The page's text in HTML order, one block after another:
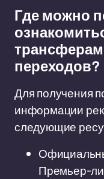
Где можно
переходов?
Для получения
информации
следующие
Премьер-